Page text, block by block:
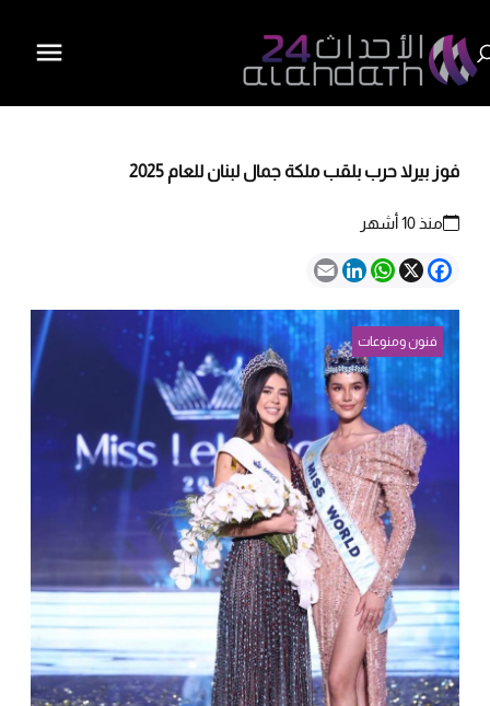
فوز بيرلا حرب بلقب ملكة جمال لبنان للعام 2025
منذ 10 أشهر
Facebook
X
WhatsApp
LinkedIn
Email
فنون ومنوعات